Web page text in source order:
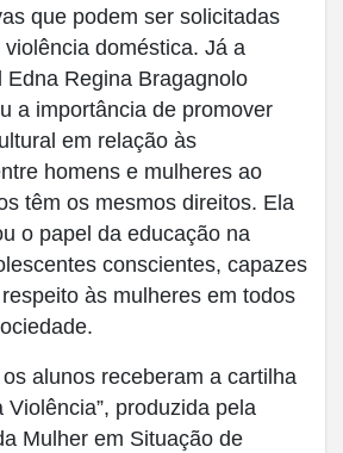
que podem ser solicitadas
doméstica. Já a
Edna Regina Bragagnolo
a importância de promover
em relação às
homens e mulheres ao
têm os mesmos direitos. Ela
o papel da educação na
conscientes, capazes
às mulheres em todos
alunos receberam a cartilha
Violência”, produzida pela
Mulher em Situação de